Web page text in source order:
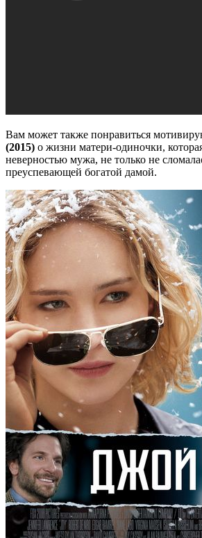
Вам может также понравиться
(2015) о жизни матери-одиночки,
неверностью мужа, не только не
преуспевающей богатой дамой.